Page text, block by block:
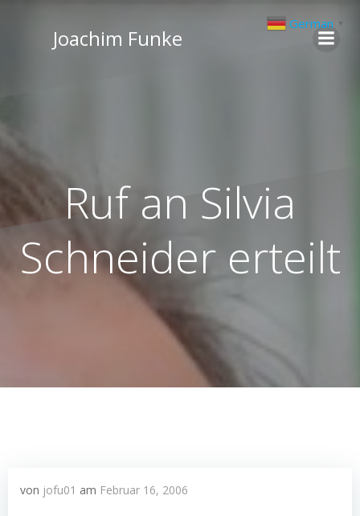
springen
Joachim Funke
Ruf an Silvia
Schneider erteilt
von jofu01 am Februar 16, 2006
German ▼